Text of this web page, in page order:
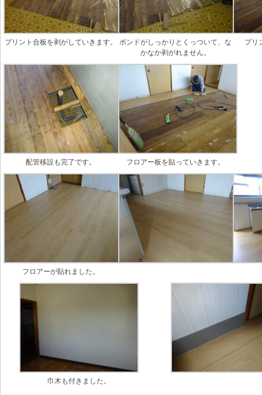
プリント合板を剥がしていきます。
ボンドがしっかりとくっついて、な
かなか剥がれません。
プリ
配管移設も完了です。 フロアー板を貼っていきます。
フロアーが貼れました。
巾木も付きました。